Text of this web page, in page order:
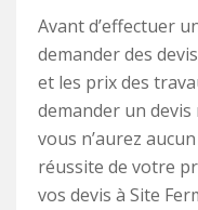
Avant d’effectuer
demander des
et les prix des
demander un
vous n’aurez
réussite de votre
vos devis à Site